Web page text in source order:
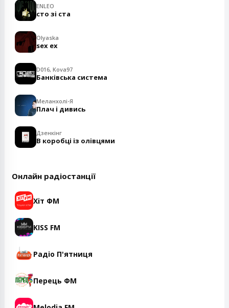
ENLEO
сто зі ста
Olyaska
sex ex
D016, Kova97
Банківська система
Меланхолі-Я
Плач і дивись
Дзенкінг
В коробці із олівцями
Онлайн радіостанції
Хіт ФМ
KISS FM
Радіо П'ятниця
Перець ФМ